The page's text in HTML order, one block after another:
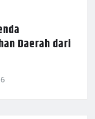
Daerah dari